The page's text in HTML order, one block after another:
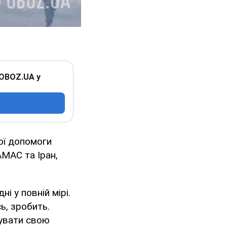
у
допомоги
та Іран,
у повній мірі.
зробить.
свою